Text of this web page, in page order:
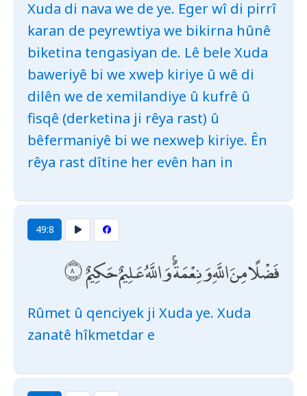
Xuda di nava we de ye. Eger wî di pirrî
karan de peyrewtiya we bikirna hûnê
biketina tengasiyan de. Lê bele Xuda
baweriyê bi we xweþ kiriye û wê di
dilên we de xemilandiye û kufrê û
fisqê (derketina ji rêya rast) û
bêfermaniyê bi we nexweþ kiriye. Ên
rêya rast dîtine her evên han in
49:8
فَضْلًا مِنَ اللَّهِ وَنِعْمَةً ۚ وَاللَّهُ عَلِيمٌ حَكِيمٌ
Rûmet û qenciyek ji Xuda ye. Xuda
zanatê hîkmetdar e